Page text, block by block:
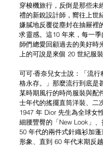
穿梭機旅行，反倒是那些未
禮的新銳設計師，嚮往上世
嫌膩地反覆從塵封在抽屜裡
求靈感。這10 年來，每一
師們總愛回顧過去的美好時
上的可說是來個 20 世紀服
可可‧香奈兒女士說：「流
格永存。」那麼流行到底是
某時期風行的時尚服裝與配
士年代的搖擺直筒洋裝、二
1947 年 Dior 先生為全球女
細腰豐臀的「New Look」
50 年代的兩件式針織衫加
形象、直到 60 年代末期反